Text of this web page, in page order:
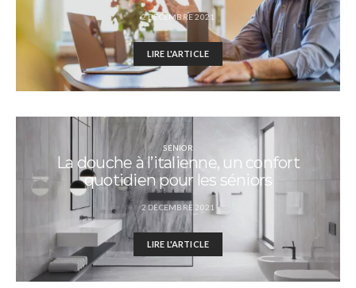
2 DÉCEMBRE 2021
LIRE L'ARTICLE
SÉNIOR
La douche à l’italienne, un confort
quotidien pour les séniors
2 DÉCEMBRE 2021
LIRE L'ARTICLE